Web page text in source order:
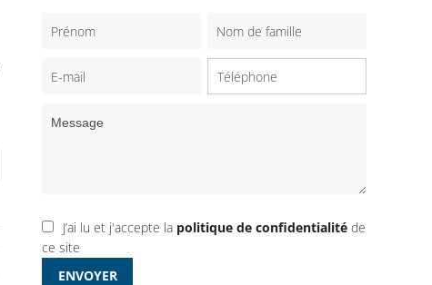
J’ai lu et j'accepte la politique de confidentialité de
ce site
ENVOYER